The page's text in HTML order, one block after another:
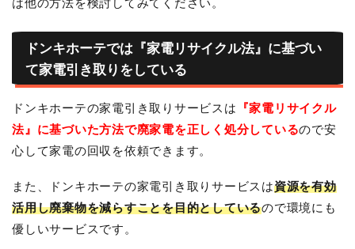
は他の方法を検討してみてください。
ドンキホーテでは『家電リサイクル法』に基づい
て家電引き取りをしている
ドンキホーテの家電引き取りサービスは 『家電リサイクル
法』に基づいた方法で廃家電を正しく処分しているので安
心して家電の回収を依頼できます。
また、ドンキホーテの家電引き取りサービスは資源を有効
活用し廃棄物を減らすことを目的としているので環境にも
優しいサービスです。